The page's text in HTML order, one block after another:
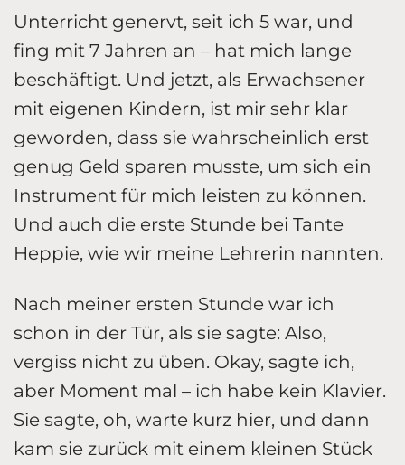
Unterricht genervt, seit ich 5 war, und
fing mit 7 Jahren an – hat mich lange
beschäftigt. Und jetzt, als Erwachsener
mit eigenen Kindern, ist mir sehr klar
geworden, dass sie wahrscheinlich erst
genug Geld sparen musste, um sich ein
Instrument für mich leisten zu können.
Und auch die erste Stunde bei Tante
Heppie, wie wir meine Lehrerin nannten.
Nach meiner ersten Stunde war ich
schon in der Tür, als sie sagte: Also,
vergiss nicht zu üben. Okay, sagte ich,
aber Moment mal – ich habe kein Klavier.
Sie sagte, oh, warte kurz hier, und dann
kam sie zurück mit einem kleinen Stück